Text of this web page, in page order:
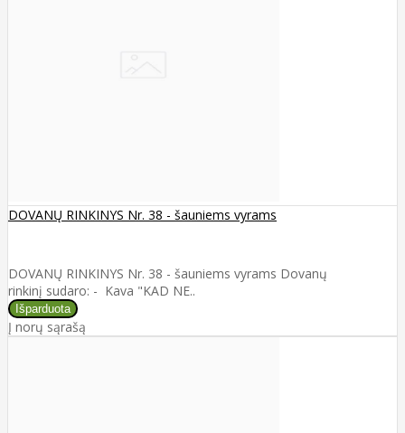
DOVANŲ RINKINYS Nr. 38 - šauniems vyrams
DOVANŲ RINKINYS Nr. 38 - šauniems vyrams Dovanų
rinkinį sudaro: - Kava "KAD NE..
Į norų sąrašą